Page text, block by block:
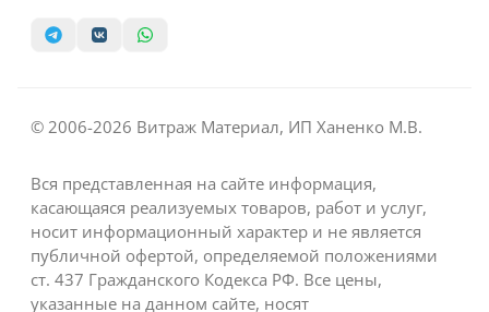
© 2006-2026 Витраж Материал, ИП Ханенко М.В.
Вся представленная на сайте информация,
касающаяся реализуемых товаров, работ и услуг,
носит информационный характер и не является
публичной офертой, определяемой положениями
ст. 437 Гражданского Кодекса РФ. Все цены,
указанные на данном сайте, носят